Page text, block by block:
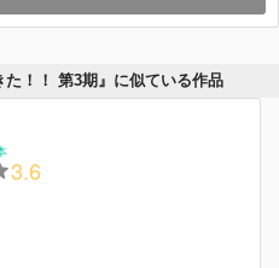
た！！ 第3期』に似ている作品
3.6